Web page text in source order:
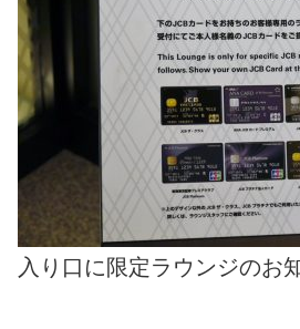
入り口に限定ラウンジのお